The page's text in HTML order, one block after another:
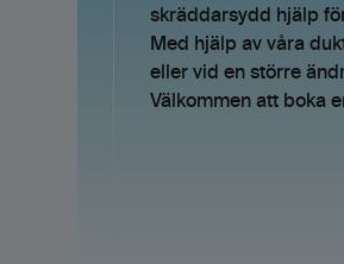
skräddarsydd hjälp
Med hjälp av våra
eller vid en större
Välkommen att boka